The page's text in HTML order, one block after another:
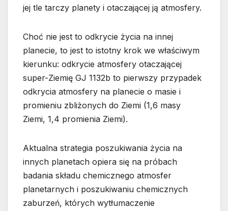
jej tle tarczy planety i otaczającej ją atmosfery.
Choć nie jest to odkrycie życia na innej
planecie, to jest to istotny krok we właściwym
kierunku: odkrycie atmosfery otaczającej
super-Ziemię GJ 1132b to pierwszy przypadek
odkrycia atmosfery na planecie o masie i
promieniu zbliżonych do Ziemi (1,6 masy
Ziemi, 1,4 promienia Ziemi).
Aktualna strategia poszukiwania życia na
innych planetach opiera się na próbach
badania składu chemicznego atmosfer
planetarnych i poszukiwaniu chemicznych
zaburzeń, których wytłumaczenie